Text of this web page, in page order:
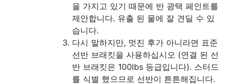
을 가지고 있기 때문에 반 광택 페인트를
제안합니다. 유출 된 물에 잘 견딜 수 있
습니다.
다시 말하지만, 멋진 후가 아니라면 표준
선반 브래킷을 사용하십시오 (연결 된 선
반 브래킷은 100lbs 등급입니다). 스터드
를 식별 했으므로 선반이 튼튼해집니다.